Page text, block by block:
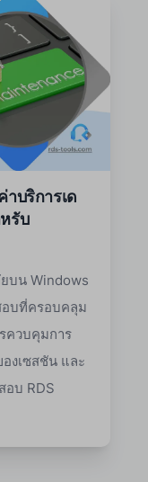
บริการเด
รับ
บน Windows
อบที่ครอบคลุม
ควบคุมการ
งเซสชัน และ
บ RDS